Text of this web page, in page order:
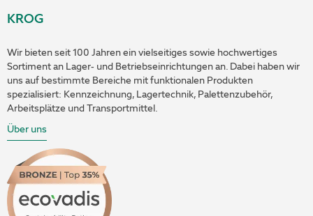
KROG
Wir bieten seit 100 Jahren ein vielseitiges sowie hochwertiges
Sortiment an Lager- und Betriebseinrichtungen an. Dabei haben wir
uns auf bestimmte Bereiche mit funktionalen Produkten
spezialisiert: Kennzeichnung, Lagertechnik, Palettenzubehör,
Arbeitsplätze und Transportmittel.
Über uns